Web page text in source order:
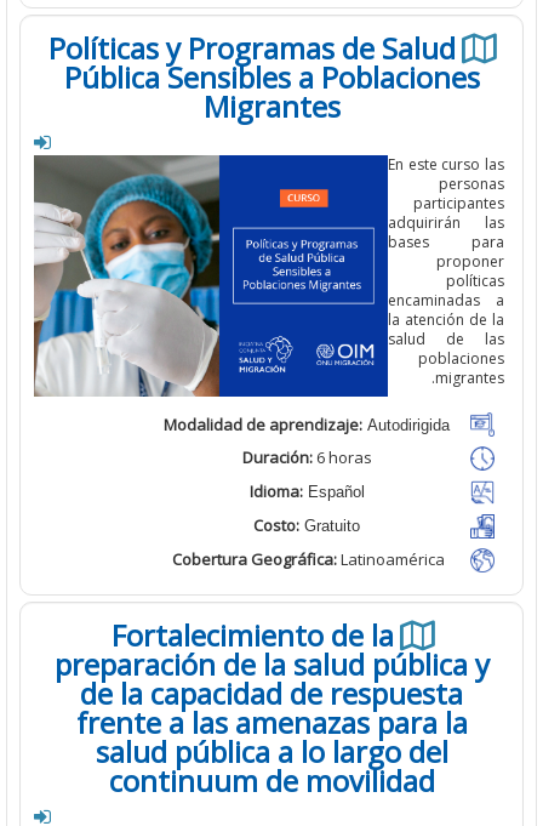
Políticas y Programas de Salud
Pública Sensibles a Poblaciones
Migrantes
En este
adquirirán
bases
la atención
salud de
Modalidad de aprendizaje:Autodirigida
Duración:
Idioma:
Costo:
Cobertura Geográfica:Latinoamérica
Fortalecimiento de la
preparación de la salud pública
de la capacidad de respuesta
frente a las amenazas para la
salud pública a lo largo del
continuum de movilidad